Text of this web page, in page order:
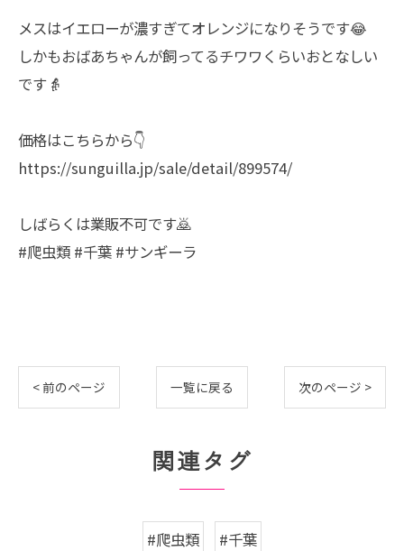
メスはイエローが濃すぎてオレンジになりそうです😂
しかもおばあちゃんが飼ってるチワワくらいおとなしい
です👵
価格はこちらから👇
https://sunguilla.jp/sale/detail/899574/
しばらくは業販不可です🙇
#爬虫類 #千葉 #サンギーラ
< 前のページ 一覧に戻る 次のページ >
関連タグ
#爬虫類 #千葉